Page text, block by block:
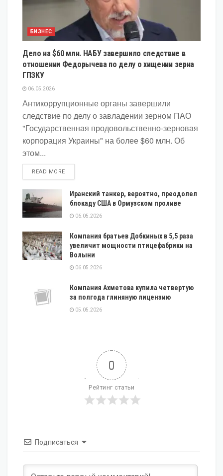
БИЗНЕС
Дело на $60 млн. НАБУ завершило следствие в
отношении Федорычева по делу о хищении зерна
ГПЗКУ
06.05.2026
Антикоррупционные органы завершили
следствие по делу о завладении зерном ПАО
"Государственная продовольственно-зерновая
корпорация Украины" на более $60 млн. Об
этом...
READ MOREDETAILS
Иранский танкер, вероятно, преодолел
блокаду США в Ормузском проливе
06.05.2026
Компания братьев Добкиных в 5,5 раза
увеличит мощности птицефабрики на
Волыни
06.05.2026
Компания Ахметова купила четвертую
за полгода глиняную лицензию
05.05.2026
0
Рейтинг статьи
Подписаться